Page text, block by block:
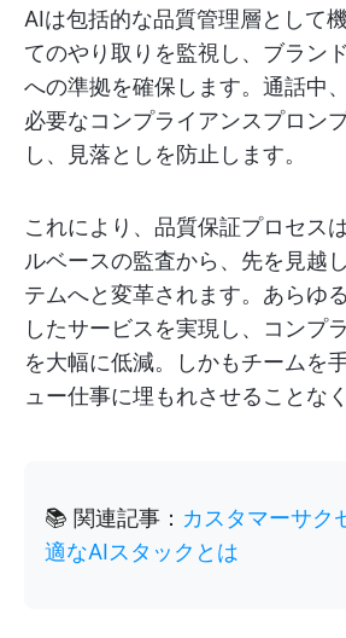
AIは包括的な品質管理層として
てのやり取りを監視し、ブラン
への準拠を確保します。通話中
必要なコンプライアンスプロン
し、見落としを防止します。
これにより、品質保証プロセス
ルベースの監査から、先を見越
テムへと変革されます。あらゆ
したサービスを実現し、コンプ
を大幅に低減。しかもチームを
ュー仕事に埋もれさせることな
📚 関連記事： カスタマーサク
適なAIスタックとは